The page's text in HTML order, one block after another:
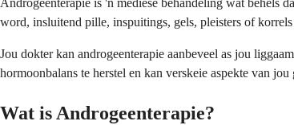
Androgeenterapie is 'n mediese behandeling wat behels
word, insluitend pille, inspuitings, gels, pleisters of
Jou dokter kan androgeenterapie aanbeveel as jou
hormoonbalans te herstel en kan verskeie aspekte van
Wat is Androgeenterapie?